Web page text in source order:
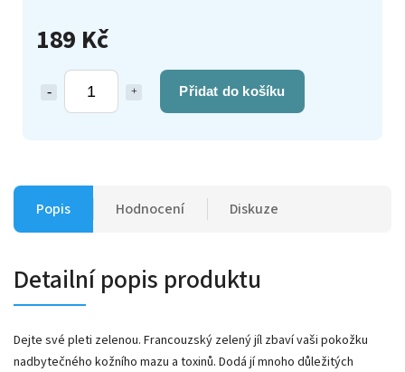
189 Kč
Přidat do košíku
Popis Hodnocení Diskuze
Detailní popis produktu
Dejte své pleti zelenou. Francouzský zelený jíl zbaví vaši pokožku
nadbytečného kožního mazu a toxinů. Dodá jí mnoho důležitých